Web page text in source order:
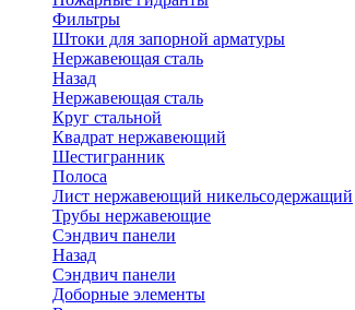
Фильтры
Штоки для запорной арматуры
Нержавеющая сталь
Назад
Нержавеющая сталь
Круг стальной
Квадрат нержавеющий
Шестигранник
Полоса
Лист нержавеющий никельсодержащий
Трубы нержавеющие
Сэндвич панели
Назад
Сэндвич панели
Доборные элементы